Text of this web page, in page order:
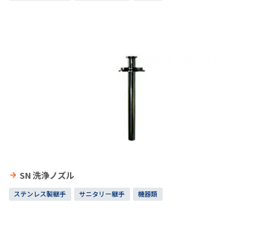
SN 洗浄ノズル
ステンレス製継手 サニタリー継手 機器類